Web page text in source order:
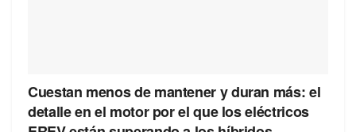
Cuestan menos de mantener y duran más: el
detalle en el motor por el que los eléctricos